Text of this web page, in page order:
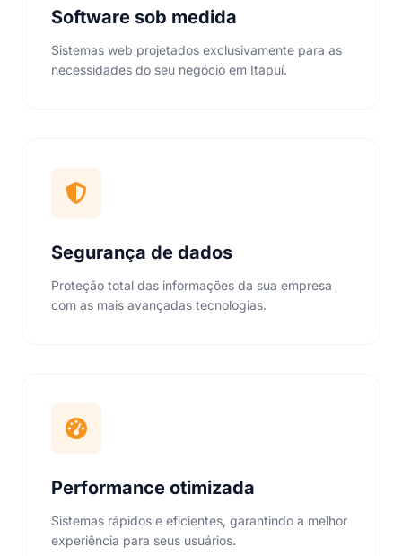
Software sob medida
Sistemas web projetados exclusivamente para as
necessidades do seu negócio em Itapuí.
Segurança de dados
Proteção total das informações da sua empresa
com as mais avançadas tecnologias.
Performance otimizada
Sistemas rápidos e eficientes, garantindo a melhor
experiência para seus usuários.